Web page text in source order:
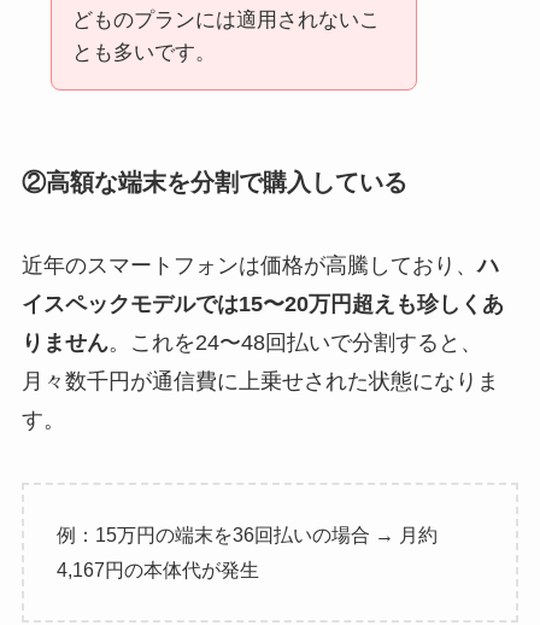
どものプランには適用されないこ
とも多いです。
②高額な端末を分割で購入している
近年のスマートフォンは価格が高騰しており、ハ
イスペックモデルでは15〜20万円超えも珍しくあ
りません。これを24〜48回払いで分割すると、
月々数千円が通信費に上乗せされた状態になりま
す。
例：15万円の端末を36回払いの場合 → 月約
4,167円の本体代が発生